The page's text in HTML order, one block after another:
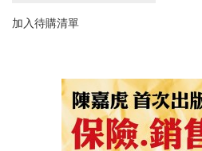
加入待購清單